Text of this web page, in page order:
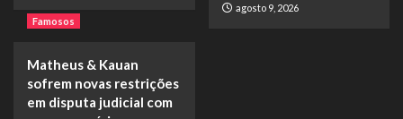
agosto 9, 2026
Famosos
Matheus & Kauan
sofrem novas restrições
em disputa judicial com